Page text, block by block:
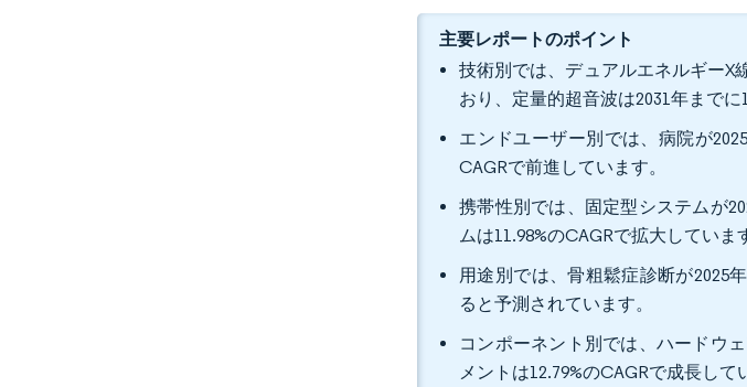
主要レポートのポイント
技術別では、デュアルエネルギーX
おり、定量的超音波は2031年まで
エンドユーザー別では、病院が
CAGRで前進しています。
携帯性別では、固定型システムが
ムは11.98%のCAGRで拡大していま
用途別では、骨粗鬆症診断が2025
ると予測されています。
コンポーネント別では、ハードウ
メントは12.79%のCAGRで成長して